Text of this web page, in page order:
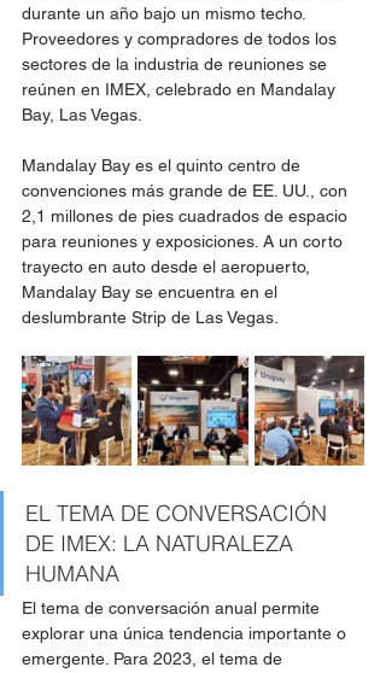
durante un año bajo un mismo techo.
Proveedores y compradores de todos los
sectores de la industria de reuniones se
reúnen en IMEX, celebrado en Mandalay
Bay, Las Vegas.
Mandalay Bay es el quinto centro de
convenciones más grande de EE. UU., con
2,1 millones de pies cuadrados de espacio
para reuniones y exposiciones. A un corto
trayecto en auto desde el aeropuerto,
Mandalay Bay se encuentra en el
deslumbrante Strip de Las Vegas.
EL TEMA DE CONVERSACIÓN
DE IMEX: LA NATURALEZA
HUMANA
El tema de conversación anual permite
explorar una única tendencia importante o
emergente. Para 2023, el tema de